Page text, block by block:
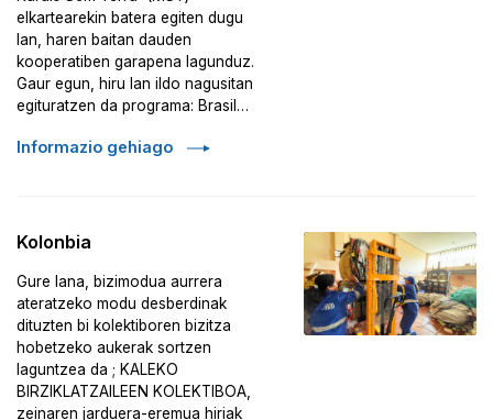
elkartearekin batera egiten dugu
lan, haren baitan dauden
kooperatiben garapena lagunduz.
Gaur egun, hiru lan ildo nagusitan
egituratzen da programa: Brasil…
Informazio gehiago
Kolonbia
Gure lana, bizimodua aurrera
ateratzeko modu desberdinak
dituzten bi kolektiboren bizitza
hobetzeko aukerak sortzen
laguntzea da ; KALEKO
BIRZIKLATZAILEEN KOLEKTIBOA,
zeinaren jarduera-eremua hiriak